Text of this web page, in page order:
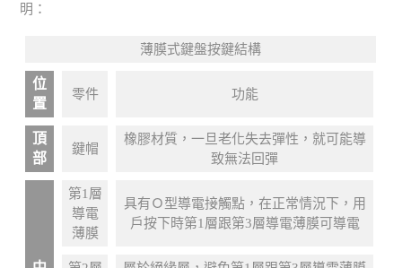
明：
薄膜式鍵盤按鍵結構
位
置
零件 功能
頂
部
鍵帽
橡膠材質，一旦老化失去彈性，就可能導
致無法回彈
第1層
導電
薄膜
具有Ｏ型導電接觸點，在正常情況下，用
戶按下時第1層跟第3層導電薄膜可導電